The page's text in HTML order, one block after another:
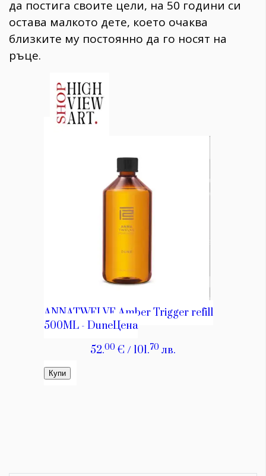
да постига своите цели, на 50 години си
остава малкото дете, което очаква
близките му постоянно да го носят на
ръце.